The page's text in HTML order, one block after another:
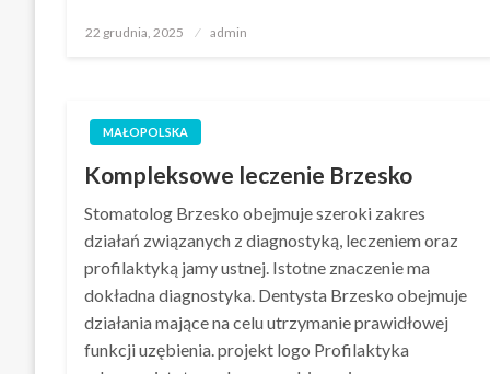
Opublikowane
22 grudnia, 2025 admin
MAŁOPOLSKA
Kompleksowe leczenie Brzesko
Stomatolog Brzesko obejmuje szeroki zakres
działań związanych z diagnostyką, leczeniem oraz
profilaktyką jamy ustnej. Istotne znaczenie ma
dokładna diagnostyka. Dentysta Brzesko obejmuje
działania mające na celu utrzymanie prawidłowej
funkcji uzębienia. projekt logo Profilaktyka